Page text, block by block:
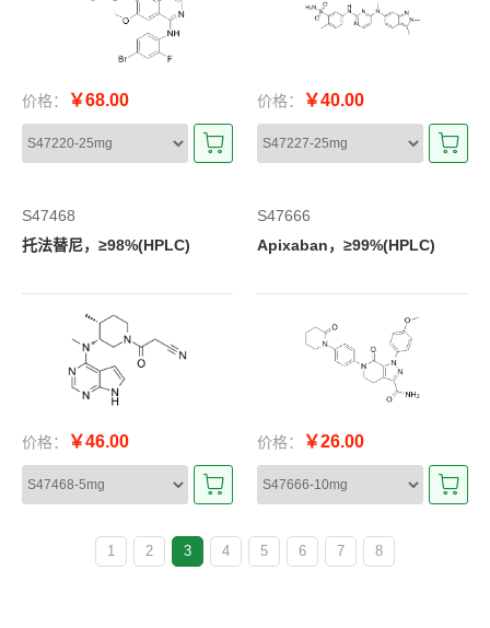
价格： ￥68.00 价格： ￥40.00
S47468
托法替尼，≥98%(HPLC)
价格： ￥46.00
S47666
Apixaban，≥99%(HPLC)
价格： ￥26.00
1 2 3 4 5 6 7 8